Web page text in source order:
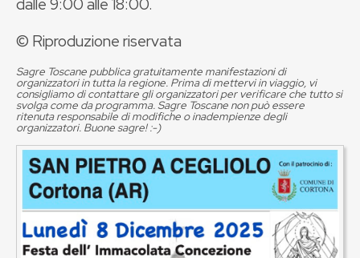
© Riproduzione riservata
Sagre Toscane pubblica gratuitamente manifestazioni di
organizzatori in tutta la regione. Prima di mettervi in viaggio, vi
consigliamo di contattare gli organizzatori per verificare che tutto si
svolga come da programma. Sagre Toscane non può essere
ritenuta responsabile di modifiche o inadempienze degli
organizzatori. Buone sagre! :-)